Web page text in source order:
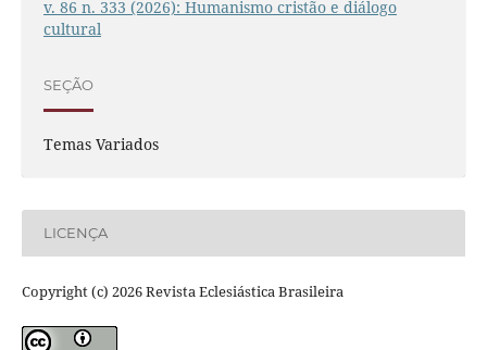
v. 86 n. 333 (2026): Humanismo cristão e diálogo
cultural
SEÇÃO
Temas Variados
LICENÇA
Copyright (c) 2026 Revista Eclesiástica Brasileira